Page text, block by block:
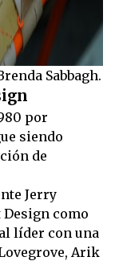
Sabbagh.
por
siendo
de
Jerry
como
líder con una
Arik